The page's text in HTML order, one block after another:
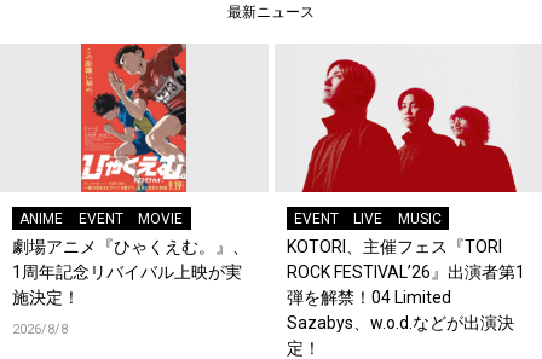
最新ニュース
ANIME EVENT MOVIE
劇場アニメ『ひゃくえむ。』、
1周年記念リバイバル上映が実
施決定！
2026/8/8
EVENT LIVE MUSIC
KOTORI、主催フェス『TORI
ROCK FESTIVAL’26』出演者第1
弾を解禁！04 Limited
Sazabys、w.o.d.などが出演決
定！